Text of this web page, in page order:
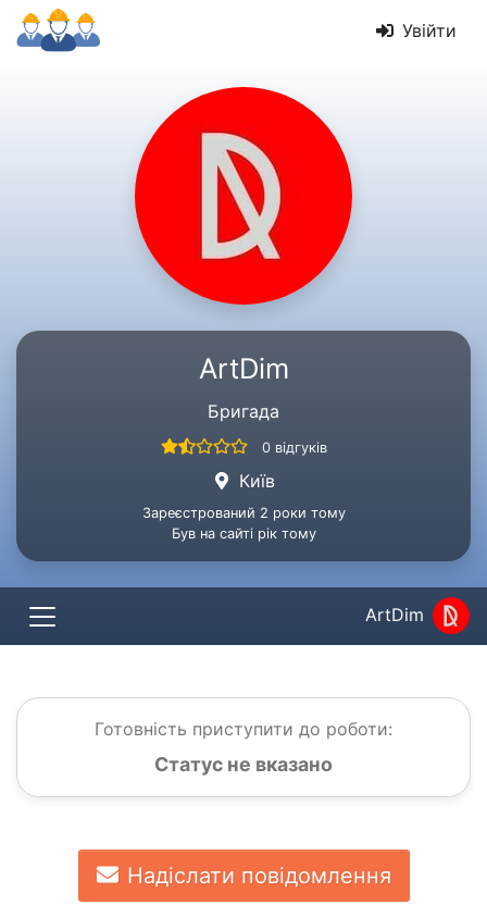
Увійти
ArtDim
Бригада
0 відгуків
Київ
Зареєстрований 2 роки тому
Був на сайті рік тому
ArtDim
Готовність приступити до роботи:
Статус не вказано
Надіслати повідомлення